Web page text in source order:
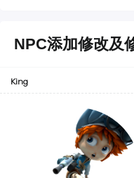
NPC添加修改及
King